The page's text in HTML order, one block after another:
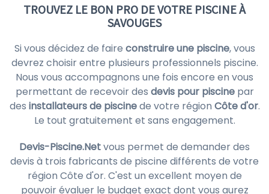
TROUVEZ LE BON PRO DE VOTRE PISCINE À
SAVOUGES
Si vous décidez de faire construire une piscine, vous
devrez choisir entre plusieurs professionnels piscine.
Nous vous accompagnons une fois encore en vous
permettant de recevoir des devis pour piscinepar
des installateurs de piscinede votre région Côte d'or.
Le tout gratuitement et sans engagement.
Devis-Piscine.Netvous permet de demander des
devis à trois fabricants de piscine différents de votre
région Côte d'or. C'est un excellent moyen de
pouvoir évaluer le budget exact dont vous aurez